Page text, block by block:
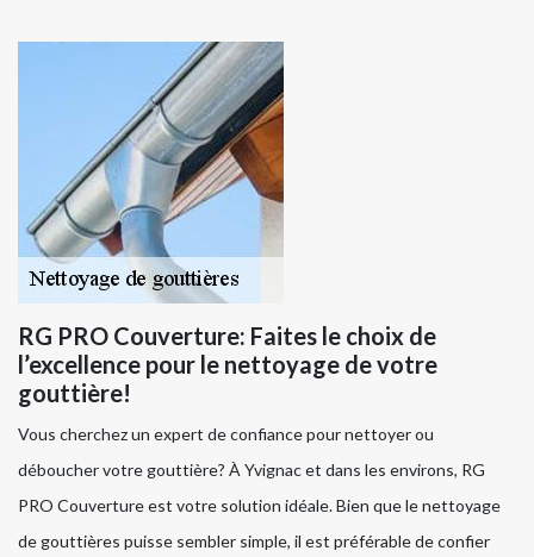
RG PRO Couverture: Faites le choix de
l’excellence pour le nettoyage de votre
gouttière!
Vous cherchez un expert de confiance pour nettoyer ou
déboucher votre gouttière? À Yvignac et dans les environs, RG
PRO Couverture est votre solution idéale. Bien que le nettoyage
de gouttières puisse sembler simple, il est préférable de confier